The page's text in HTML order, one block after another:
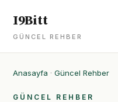
I9Bitt
GÜNCEL REHBER
Anasayfa · Güncel Rehber
GÜNCEL REHBER